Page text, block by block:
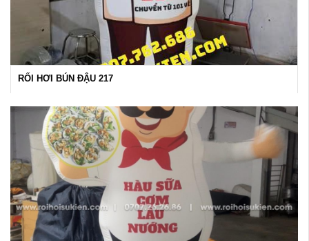
RỐI HƠI BÚN ĐẬU 217